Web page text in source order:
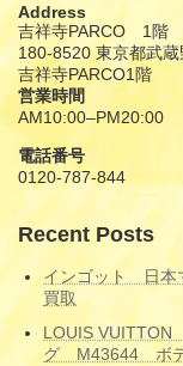
Address
吉祥寺PARCO 1階
180-8520 東京都武
吉祥寺PARCO1階
営業時間
AM10:00–PM20:00
電話番号
0120-787-844
Recent Posts
インゴット 日
買取
LOUIS
グ M43644 ボ